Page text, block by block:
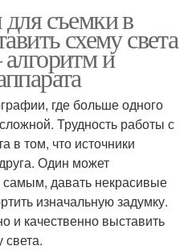
съемки в
схему света
и
где больше одного
Трудность работы с
в том, что источники
Один может
самым, давать некрасивые
изначальную задумку.
и качественно выставить